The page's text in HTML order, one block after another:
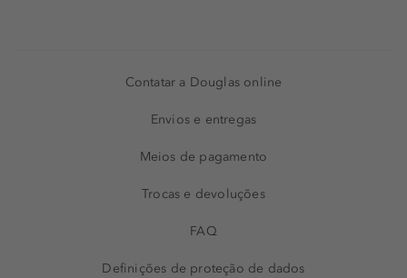
Contatar a Douglas online
Envios e entregas
Meios de pagamento
Trocas e devoluções
FAQ
Definições de proteção de dados